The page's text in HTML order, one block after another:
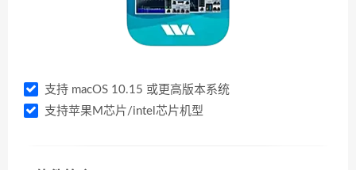
支持 macOS 10.15 或更高版本系统
支持苹果M芯片/intel芯片机型